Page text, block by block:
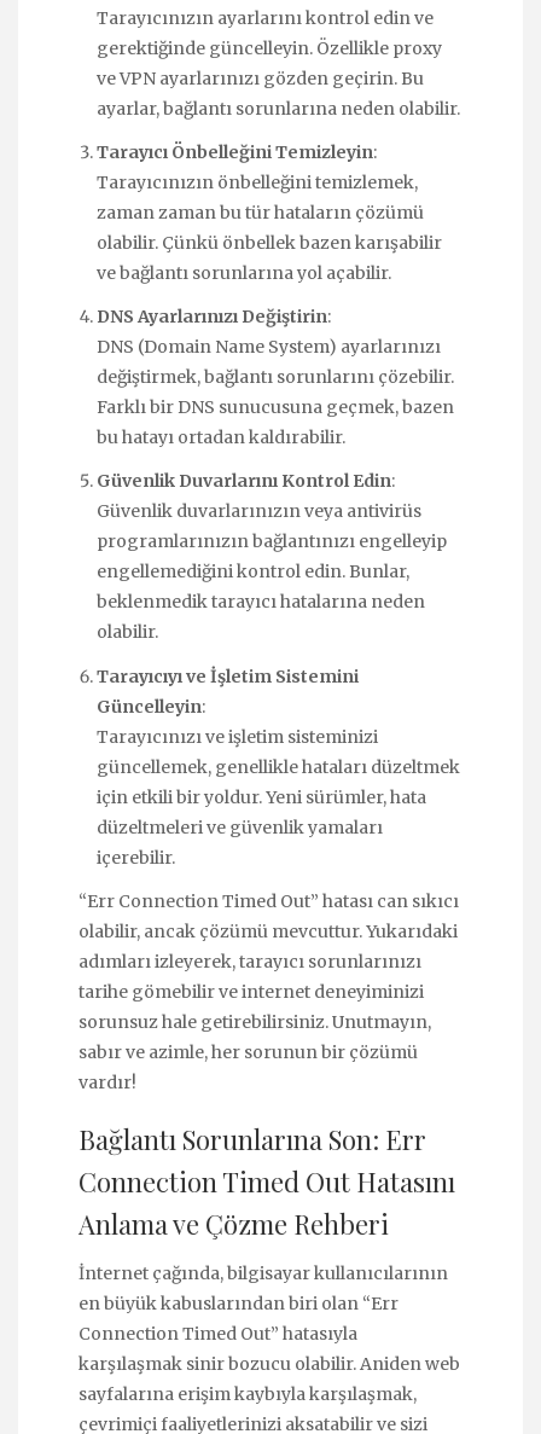
Tarayıcınızın ayarlarını kontrol edin ve
gerektiğinde güncelleyin. Özellikle proxy
ve VPN ayarlarınızı gözden geçirin. Bu
ayarlar, bağlantı sorunlarına neden olabilir.
Tarayıcı Önbelleğini Temizleyin:
Tarayıcınızın önbelleğini temizlemek,
zaman zaman bu tür hataların çözümü
olabilir. Çünkü önbellek bazen karışabilir
ve bağlantı sorunlarına yol açabilir.
DNS Ayarlarınızı Değiştirin:
DNS (Domain Name System) ayarlarınızı
değiştirmek, bağlantı sorunlarını çözebilir.
Farklı bir DNS sunucusuna geçmek, bazen
bu hatayı ortadan kaldırabilir.
Güvenlik Duvarlarını Kontrol Edin:
Güvenlik duvarlarınızın veya antivirüs
programlarınızın bağlantınızı engelleyip
engellemediğini kontrol edin. Bunlar,
beklenmedik tarayıcı hatalarına neden
olabilir.
Tarayıcıyı ve İşletim Sistemini
Güncelleyin:
Tarayıcınızı ve işletim sisteminizi
güncellemek, genellikle hataları düzeltmek
için etkili bir yoldur. Yeni sürümler, hata
düzeltmeleri ve güvenlik yamaları
içerebilir.
“Err Connection Timed Out” hatası can sıkıcı
olabilir, ancak çözümü mevcuttur. Yukarıdaki
adımları izleyerek, tarayıcı sorunlarınızı
tarihe gömebilir ve internet deneyiminizi
sorunsuz hale getirebilirsiniz. Unutmayın,
sabır ve azimle, her sorunun bir çözümü
vardır!
Bağlantı Sorunlarına Son: Err
Connection Timed Out Hatasını
Anlama ve Çözme Rehberi
İnternet çağında, bilgisayar kullanıcılarının
en büyük kabuslarından biri olan “Err
Connection Timed Out” hatasıyla
karşılaşmak sinir bozucu olabilir. Aniden web
sayfalarına erişim kaybıyla karşılaşmak,
çevrimiçi faaliyetlerinizi aksatabilir ve sizi